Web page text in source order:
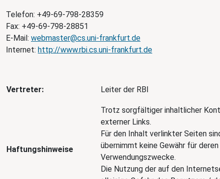
Telefon: +49-69-798-28359
Fax: +49-69-798-28851
E-Mail: webmaster@cs.uni-frankfurt.de
Internet: http://www.rbi.cs.uni-frankfurt.de
Vertreter: Leiter der RBI
Haftungshinweise
Trotz sorgfältiger inhaltlicher
externer Links.
Für den Inhalt verlinkter Seiten
übernimmt keine Gewähr für
Verwendungszwecke.
Die Nutzung der auf den